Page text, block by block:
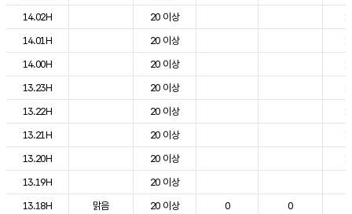
14.02H
20 이상
14.01H
20 이상
14.00H
20 이상
13.23H
20 이상
13.22H
20 이상
13.21H
20 이상
13.20H
20 이상
13.19H
20 이상
13.18H
맑음 20 이상 0 0